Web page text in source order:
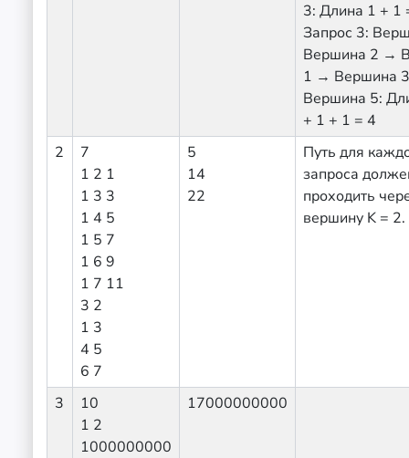
3: Длина 1 + 1
Запрос 3:
Вершина 2 →
1 → Вершина
Вершина 5:
+ 1 + 1 = 4
2
7
1 2 1
1 3 3
1 4 5
1 5 7
1 6 9
1 7 11
3 2
1 3
4 5
6 7
5
14
22
Путь для
запроса
проходить
вершину K = 2.
3
10
1 2
1000000000
17000000000